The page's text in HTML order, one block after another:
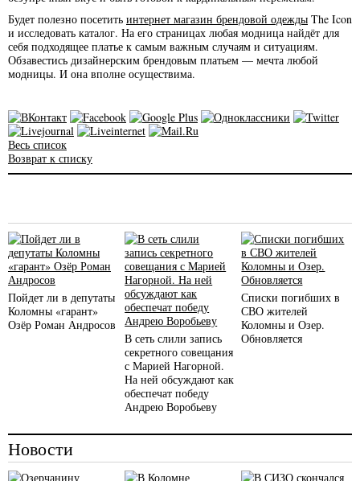
Будет полезно посетить интернет магазин брендовой одежды The Icon
и исследовать каталог. На его страницах любая модница найдёт для
себя подходящее платье к самым важным случаям и ситуациям.
Обзавестись дизайнерским брендовым платьем — мечта любой
модницы. И она вполне осуществима.
Весь список
Возврат к списку
Пойдет ли в депутаты
Коломны «гарант»
Озёр Роман Андросов
В сеть слили запись
секретного совещания
с Марией Нагорной.
На ней обсуждают как
обеспечат победу
Андрею Воробьеву
Списки погибших в
СВО жителей
Коломны и Озер.
Обновляется
Новости